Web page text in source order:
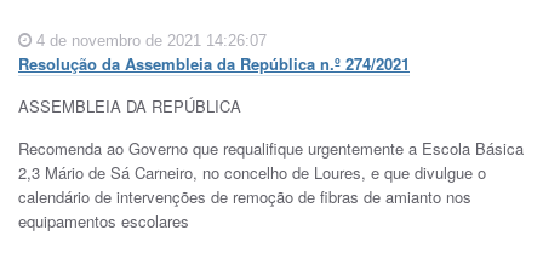
o
4 de novembro de 2021 14:26:07
Resolução da Assembleia da República n.º 274/2021
ASSEMBLEIA DA REPÚBLICA
Recomenda ao Governo que requalifique urgentemente a Escola Básica
2,3 Mário de Sá Carneiro, no concelho de Loures, e que divulgue o
calendário de intervenções de remoção de fibras de amianto nos
equipamentos escolares